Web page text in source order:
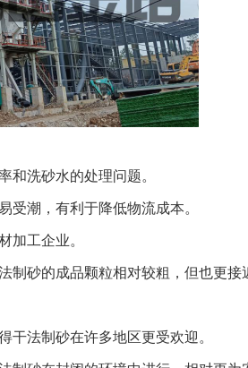
和洗砂水的处理问题。
受潮，有利于降低物流成本。
加工企业。
砂的成品颗粒相对较粗，但也更
法制砂在许多地区更受欢迎。